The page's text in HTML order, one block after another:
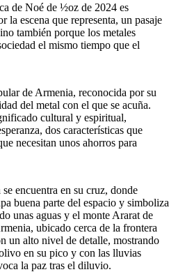
de Noé de ½oz de 2024 es
escena que representa, un pasaje
también porque los metales
el mismo tiempo que el
de Armenia, reconocida por su
del metal con el que se acuña.
cultural y espiritual,
dos características que
necesitan unos ahorros para
encuentra en su cruz, donde
buena parte del espacio y simboliza
unas aguas y el monte Ararat de
ubicado cerca de la frontera
un alto nivel de detalle, mostrando
en su pico y con las lluvias
la paz tras el diluvio.